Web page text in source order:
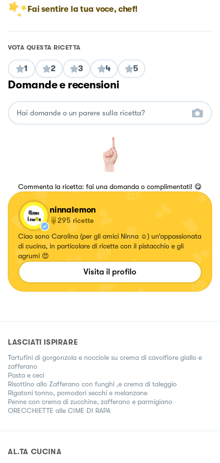
Fai sentire la tua voce, chef!
VOTA QUESTA RICETTA
1 2 3 4 5
Domande e recensioni
Commenta la ricetta: fai una domanda o complimentati! 😋
ninnalemon
295 ricette
Ciao sono Carolina (per gli amici Ninna ☺️) un’appassionata
di cucina, in particolare di ricette con il pistacchio e gli
agrumi 😍
Visita il profilo
LASCIATI ISPIRARE
Tartufini di gorgonzola e nocciole su crema di cavolfiore giallo e
zafferano
Pasta e ceci
Risottino allo Zafferano con funghi ,e crema di taleggio
Rigatoni tonno, pomodori secchi e melanzane
Penne con crema di zucchine, zafferano e parmigiano
ORECCHIETTE alle CIME DI RAPA
AL.TA CUCINA